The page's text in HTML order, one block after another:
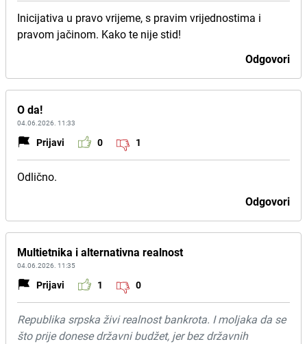
Inicijativa u pravo vrijeme, s pravim vrijednostima i
pravom jačinom. Kako te nije stid!
Odgovori
O da!
04.06.2026. 11:33
Prijavi 0 1
Odlično.
Odgovori
Multietnika i alternativna realnost
04.06.2026. 11:35
Prijavi 1 0
Republika srpska živi realnost bankrota. I moljaka da se
što prije donese državni budžet, jer bez državnih